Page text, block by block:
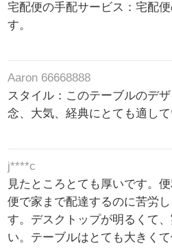
宅配便の手配サービス：宅配
す。
Aaron 66668888
スタイル：このテーブルのデ
念、大気、経典にとても適して
j****c
見たところとても厚いです。
便で家まで配達するのに苦労
す。デスクトップが明るくて
い。テーブルはとても大きく